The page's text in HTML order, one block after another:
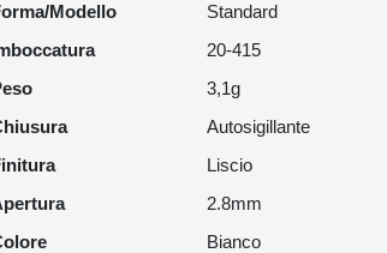
Modello
Standard
20-415
3,1g
Autosigillante
Liscio
2.8mm
Bianco